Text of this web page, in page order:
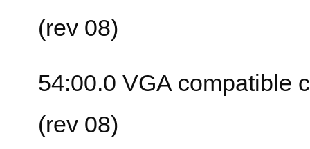
(rev 08)
54:00.0 VGA compatible
(rev 08)